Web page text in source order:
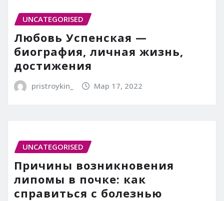
UNCATEGORISED
Любовь Успенская —
биография, личная жизнь,
достижения
pristroykin_ Мар 17, 2022
UNCATEGORISED
Причины возникновения
липомы в почке: как
справиться с болезнью